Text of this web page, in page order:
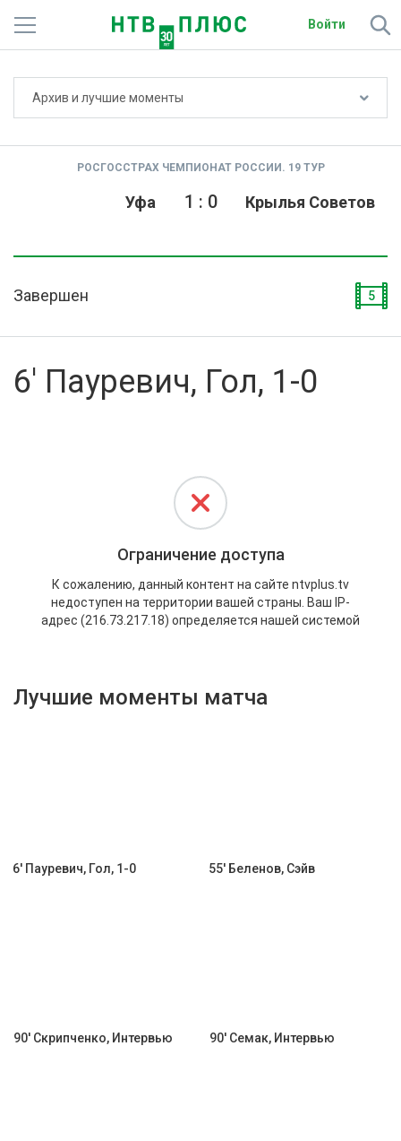
Войти
О сайте
Архив и лучшие моменты
РОСГОССТРАХ ЧЕМПИОНАТ РОССИИ. 19 ТУР
Уфа Крылья Советов
1 : 0
Завершен 5
6' Пауревич, Гол, 1-0
Лучшие моменты матча
6' Пауревич, Гол, 1-0 55' Беленов, Сэйв
90' Скрипченко, Интервью 90' Семак, Интервью